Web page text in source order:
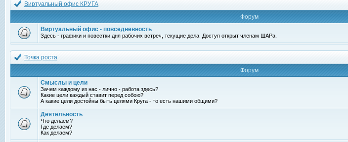
Виртуальный офис КРУГА
Форум
Виртуальный офис - повседневность
Здесь - графики и повестки дня рабочих встреч, текущие дела. Доступ открыт членам ШАРа.
Точка роста
Форум
Смыслы и цели
Зачем каждому из нас - лично - работа здесь?
Какие цели каждый ставит перед собою?
А какие цели достойны быть целями Круга - то есть нашими общими?
Деятельность
Что делаем?
Где делаем?
Как делаем?